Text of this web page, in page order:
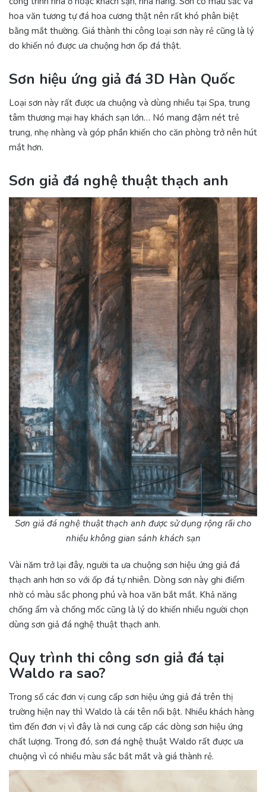
hoa văn tương tự đá hoa cương thật nên rất khó phân biệt
bằng mắt thường. Giá thành thi công loại sơn này rẻ cũng là lý
do khiến nó được ưa chuộng hơn ốp đá thật.
Sơn hiệu ứng giả đá 3D Hàn Quốc
Loại sơn này rất được ưa chuộng và dùng nhiều tại Spa, trung
tâm thương mại hay khách sạn lớn… Nó mang đậm nét trẻ
trung, nhẹ nhàng và góp phần khiến cho căn phòng trở nên hút
mắt hơn.
Sơn giả đá nghệ thuật thạch anh
Sơn giả đá nghệ thuật thạch anh được sử dụng rộng rãi cho
nhiều không gian sảnh khách sạn
Vài năm trở lại đây, người ta ưa chuộng sơn hiệu ứng giả đá
thạch anh hơn so với ốp đá tự nhiên. Dòng sơn này ghi điểm
nhờ có màu sắc phong phú và hoa văn bắt mắt. Khả năng
chống ẩm và chống mốc cũng là lý do khiến nhiều người chọn
dùng sơn giả đá nghệ thuật thạch anh.
Quy trình thi công sơn giả đá tại
Waldo ra sao?
Trong số các đơn vị cung cấp sơn hiệu ứng giả đá trên thị
trường hiện nay thì Waldo là cái tên nổi bật. Nhiều khách hàng
tìm đến đơn vị vì đây là nơi cung cấp các dòng sơn hiệu ứng
chất lượng. Trong đó, sơn đá nghệ thuật Waldo rất được ưa
chuộng vì có nhiều màu sắc bắt mắt và giá thành rẻ.